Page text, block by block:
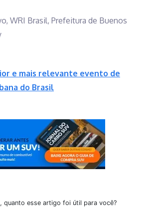
WRI Brasil, Prefeitura de Buenos
e mais relevante evento de
do Brasil
quanto esse artigo foi útil para você?